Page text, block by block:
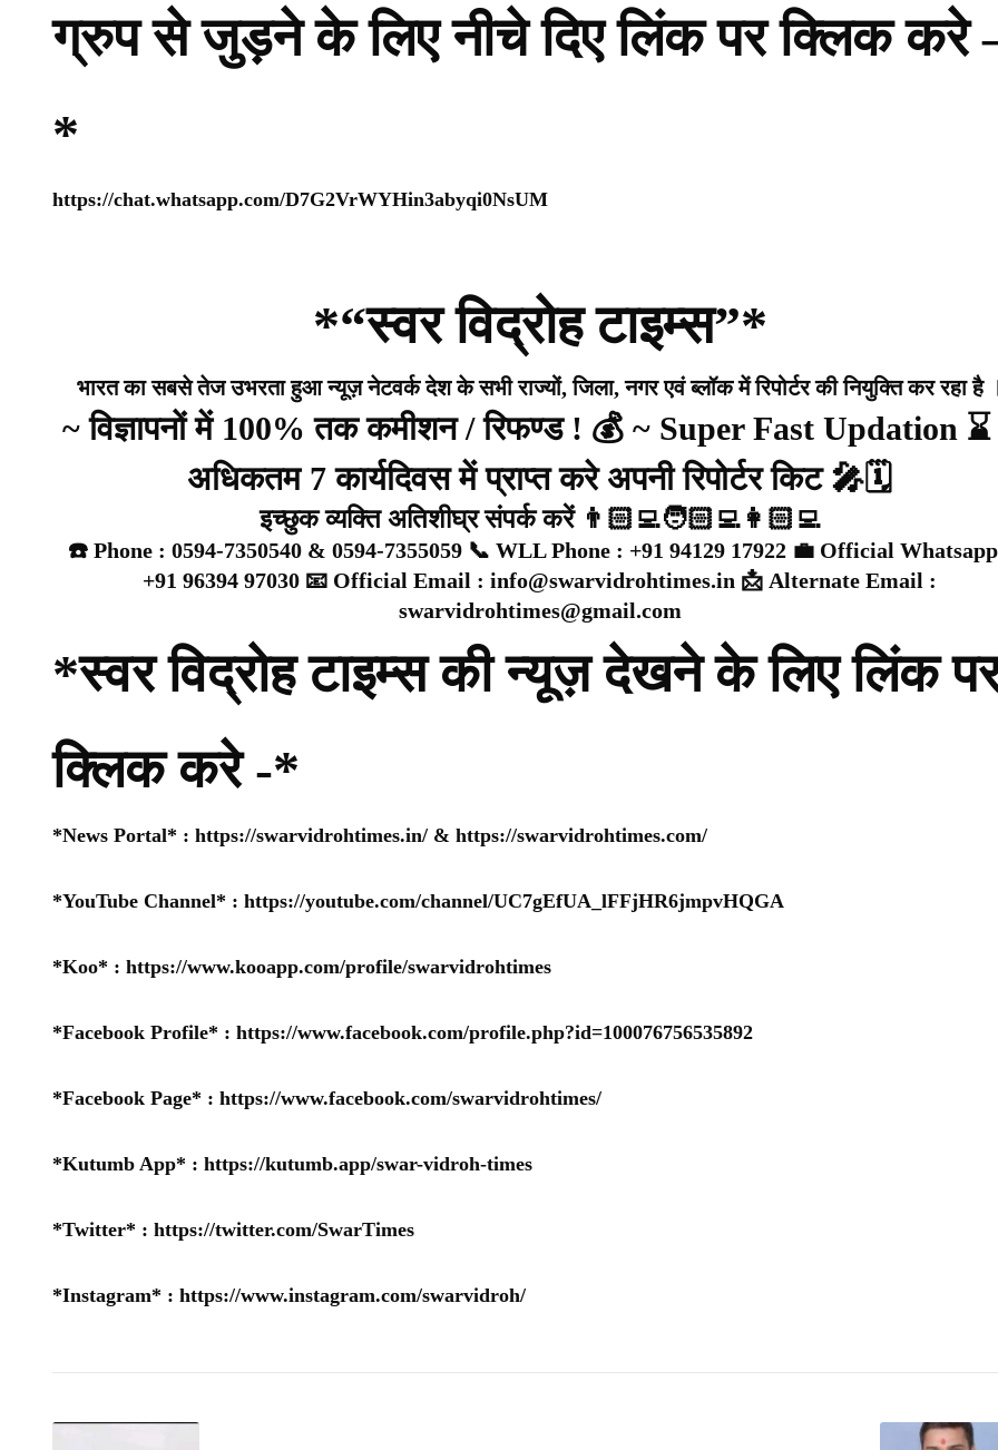
ग्रुप से जुड़ने के लिए नीचे दिए लिंक पर क्लिक करे
*
https://chat.whatsapp.com/D7G2VrWYHin3abyqi0NsUM
*“स्वर विद्रोह टाइम्स”*
भारत का सबसे तेज उभरता हुआ न्यूज़ नेटवर्क देश के सभी राज्यों, जिला, नगर एवं ब्लॉक में रिपोर्टर की नियुक्ति कर रहा है
~ विज्ञापनों में 100% तक कमीशन / रिफण्ड ! 💰 ~ Super Fast Updation
अधिकतम 7 कार्यदिवस में प्राप्त करे अपनी रिपोर्टर किट 🎤🗓️
इच्छुक व्यक्ति अतिशीघ्र संपर्क करें 👨🏻‍💻🧑🏻‍💻👩🏻‍💻
☎️ Phone : 0594-7350540 & 0594-7355059 📞 WLL Phone : +91 94129 17922 💼 Official
+91 96394 97030 📧 Official Email : info@swarvidrohtimes.in 📩 Alternate Email :
swarvidrohtimes@gmail.com
*स्वर विद्रोह टाइम्स की न्यूज़ देखने के लिए लिंक
क्लिक करे -*
*News Portal* : https://swarvidrohtimes.in/ & https://swarvidrohtimes.com/
*YouTube Channel* : https://youtube.com/channel/UC7gEfUA_lFFjHR6jmpvHQGA
*Koo* : https://www.kooapp.com/profile/swarvidrohtimes
*Facebook Profile* : https://www.facebook.com/profile.php?id=100076756535892
*Facebook Page* : https://www.facebook.com/swarvidrohtimes/
*Kutumb App* : https://kutumb.app/swar-vidroh-times
*Twitter* : https://twitter.com/SwarTimes
*Instagram* : https://www.instagram.com/swarvidroh/